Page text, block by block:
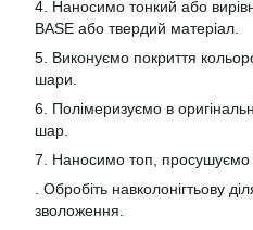
4. Наносимо тонкий або
BASE або твердий матеріал.
5. Виконуємо покриття
шари.
6. Полімеризуємо в
шар.
7. Наносимо топ, просушуємо
. Обробіть навколонігтьову
зволоження.